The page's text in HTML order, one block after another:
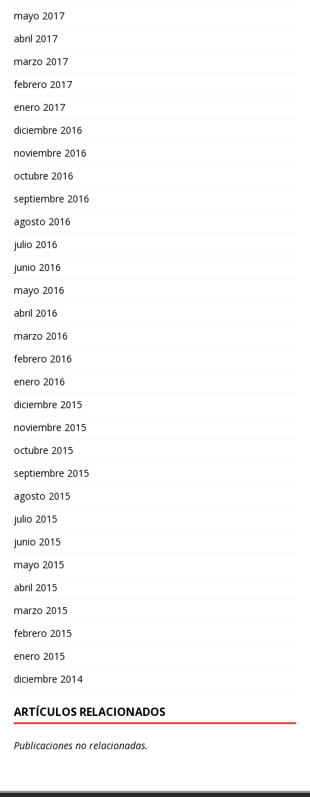
mayo 2017
abril 2017
marzo 2017
febrero 2017
enero 2017
diciembre 2016
noviembre 2016
octubre 2016
septiembre 2016
agosto 2016
julio 2016
junio 2016
mayo 2016
abril 2016
marzo 2016
febrero 2016
enero 2016
diciembre 2015
noviembre 2015
octubre 2015
septiembre 2015
agosto 2015
julio 2015
junio 2015
mayo 2015
abril 2015
marzo 2015
febrero 2015
enero 2015
diciembre 2014
ARTÍCULOS RELACIONADOS
Publicaciones no relacionadas.